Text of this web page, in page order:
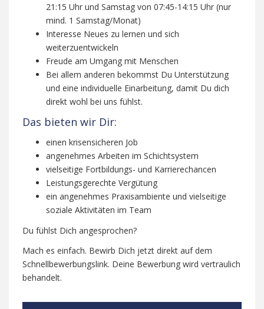
21:15 Uhr und Samstag von 07:45-14:15 Uhr (nur
mind. 1 Samstag/Monat)
Interesse Neues zu lernen und sich
weiterzuentwickeln
Freude am Umgang mit Menschen
Bei allem anderen bekommst Du Unterstützung
und eine individuelle Einarbeitung, damit Du dich
direkt wohl bei uns fühlst.
Das bieten wir Dir:
einen krisensicheren Job
angenehmes Arbeiten im Schichtsystem
vielseitige Fortbildungs- und Karrierechancen
Leistungsgerechte Vergütung
ein angenehmes Praxisambiente und vielseitige
soziale Aktivitäten im Team
Du fühlst Dich angesprochen?
Mach es einfach. Bewirb Dich jetzt direkt auf dem
Schnellbewerbungslink. Deine Bewerbung wird vertraulich
behandelt.